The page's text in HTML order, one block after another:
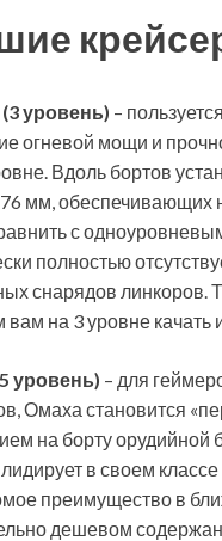
уровень) –
огневой мощи и
Вдоль бортов
мм, обеспечивающих
с
полностью
снарядов линкоров.
вам на 3 уровне качать
уровень) – для
Омаха становится
на борту орудийной
в своем
преимущество в
дешевом